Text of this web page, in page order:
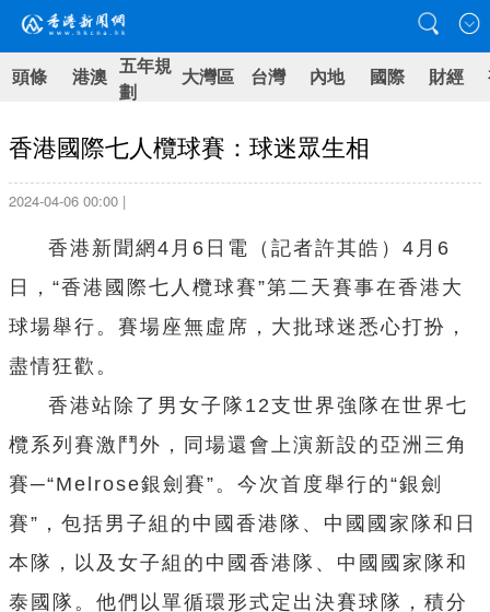
頭條 港澳 五年規
劃
大灣區 台灣 內地 國際 財經
香港國際七人欖球賽：球迷眾生相
2024-04-06 00:00 |
香港新聞網4月6日電（記者許其皓）4月6
日，“香港國際七人欖球賽”第二天賽事在香港大
球場舉行。賽場座無虛席，大批球迷悉心打扮，
盡情狂歡。
香港站除了男女子隊12支世界強隊在世界七
欖系列賽激鬥外，同場還會上演新設的亞洲三角
賽─“Melrose銀劍賽”。今次首度舉行的“銀劍
賽”，包括男子組的中國香港隊、中國國家隊和日
本隊，以及女子組的中國香港隊、中國國家隊和
泰國隊。他們以單循環形式定出決賽球隊，積分